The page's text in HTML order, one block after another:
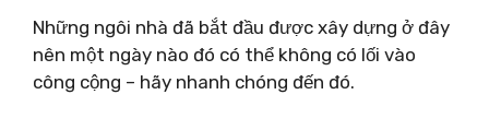
Những ngôi nhà đã bắt đầu được xây dựng ở đây
nên một ngày nào đó có thể không có lối vào
công cộng – hãy nhanh chóng đến đó.